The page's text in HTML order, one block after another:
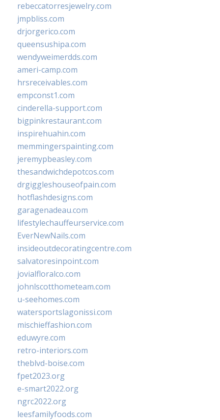
rebeccatorresjewelry.com
jmpbliss.com
drjorgerico.com
queensushipa.com
wendyweimerdds.com
ameri-camp.com
hrsreceivables.com
empconst1.com
cinderella-support.com
bigpinkrestaurant.com
inspirehuahin.com
memmingerspainting.com
jeremypbeasley.com
thesandwichdepotcos.com
drgiggleshouseofpain.com
hotflashdesigns.com
garagenadeau.com
lifestylechauffeurservice.com
EverNewNails.com
insideoutdecoratingcentre.com
salvatoresinpoint.com
jovialfloralco.com
johnlscotthometeam.com
u-seehomes.com
watersportslagonissi.com
mischieffashion.com
eduwyre.com
retro-interiors.com
theblvd-boise.com
fpet2023.org
e-smart2022.org
ngrc2022.org
leesfamilyfoods.com